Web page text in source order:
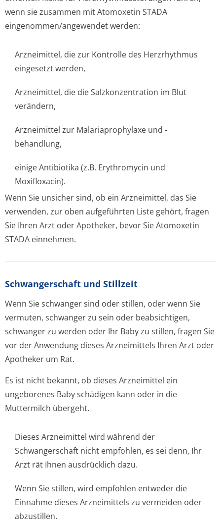
wenn sie zusammen mit Atomoxetin STADA
eingenommen/an­gewendet werden:
Arzneimittel, die zur Kontrolle des Herzrhythmus
eingesetzt werden,
Arzneimittel, die die Salzkonzentration im Blut
verändern,
Arzneimittel zur Malariaprophylaxe und -
behandlung,
einige Antibiotika (z.B. Erythromycin und
Moxifloxacin).
Wenn Sie unsicher sind, ob ein Arzneimittel, das Sie
verwenden, zur oben aufgeführten Liste gehört, fragen
Sie Ihren Arzt oder Apotheker, bevor Sie Atomoxetin
STADA einnehmen.
Schwangerschaft und Stillzeit
Wenn Sie schwanger sind oder stillen, oder wenn Sie
vermuten, schwanger zu sein oder beabsichtigen,
schwanger zu werden oder Ihr Baby zu stillen, fragen Sie
vor der Anwendung dieses Arzneimittels Ihren Arzt oder
Apotheker um Rat.
Es ist nicht bekannt, ob dieses Arzneimittel ein
ungeborenes Baby schädigen kann oder in die
Muttermilch übergeht.
Dieses Arzneimittel wird während der
Schwangerschaft nicht empfohlen, es sei denn, Ihr
Arzt rät Ihnen ausdrücklich dazu.
Wenn Sie stillen, wird empfohlen entweder die
Einnahme dieses Arzneimittels zu vermeiden oder
abzustillen.